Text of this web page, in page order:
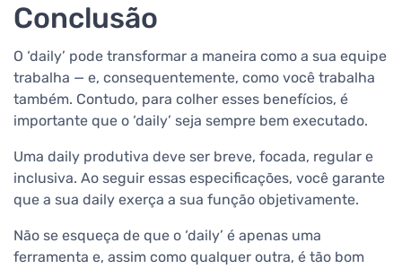
Conclusão
O ‘daily’ pode transformar a maneira como a sua equipe
trabalha — e, consequentemente, como você trabalha
também. Contudo, para colher esses benefícios, é
importante que o ‘daily’ seja sempre bem executado.
Uma daily produtiva deve ser breve, focada, regular e
inclusiva. Ao seguir essas especificações, você garante
que a sua daily exerça a sua função objetivamente.
Não se esqueça de que o ‘daily’ é apenas uma
ferramenta e, assim como qualquer outra, é tão bom